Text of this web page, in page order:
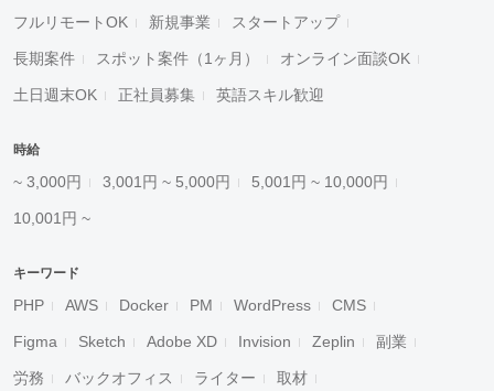
フルリモートOK 新規事業 スタートアップ
長期案件 スポット案件（1ヶ月） オンライン面談OK
土日週末OK 正社員募集 英語スキル歓迎
時給
~ 3,000円 3,001円 ~ 5,000円 5,001円 ~ 10,000円
10,001円 ~
キーワード
PHP AWS Docker PM WordPress CMS
Figma Sketch Adobe XD Invision Zeplin 副業
労務 バックオフィス ライター 取材